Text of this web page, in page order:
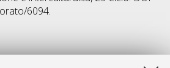
6094.